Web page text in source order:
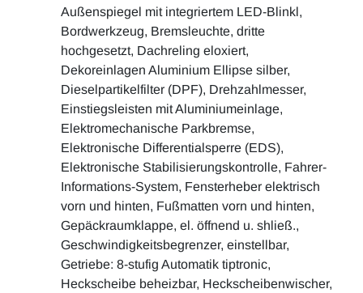
Außenspiegel mit integriertem LED-Blinkl,
Bordwerkzeug, Bremsleuchte, dritte
hochgesetzt, Dachreling eloxiert,
Dekoreinlagen Aluminium Ellipse silber,
Dieselpartikelfilter (DPF), Drehzahlmesser,
Einstiegsleisten mit Aluminiumeinlage,
Elektromechanische Parkbremse,
Elektronische Differentialsperre (EDS),
Elektronische Stabilisierungskontrolle, Fahrer-
Informations-System, Fensterheber elektrisch
vorn und hinten, Fußmatten vorn und hinten,
Gepäckraumklappe, el. öffnend u. shließ.,
Geschwindigkeitsbegrenzer, einstellbar,
Getriebe: 8-stufig Automatik tiptronic,
Heckscheibe beheizbar, Heckscheibenwischer,